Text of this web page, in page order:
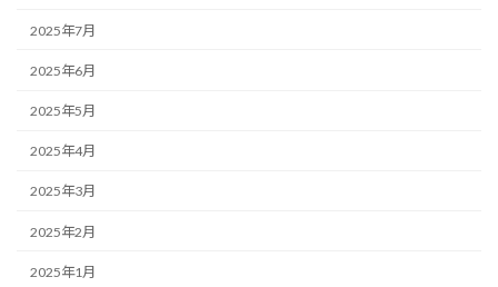
2025年7月
2025年6月
2025年5月
2025年4月
2025年3月
2025年2月
2025年1月